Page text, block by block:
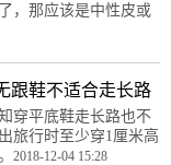
，那应该是中性皮或
跟鞋不适合走长路
穿平底鞋走长路也不
旅行时至少穿1厘米高
2018-12-04 15:28